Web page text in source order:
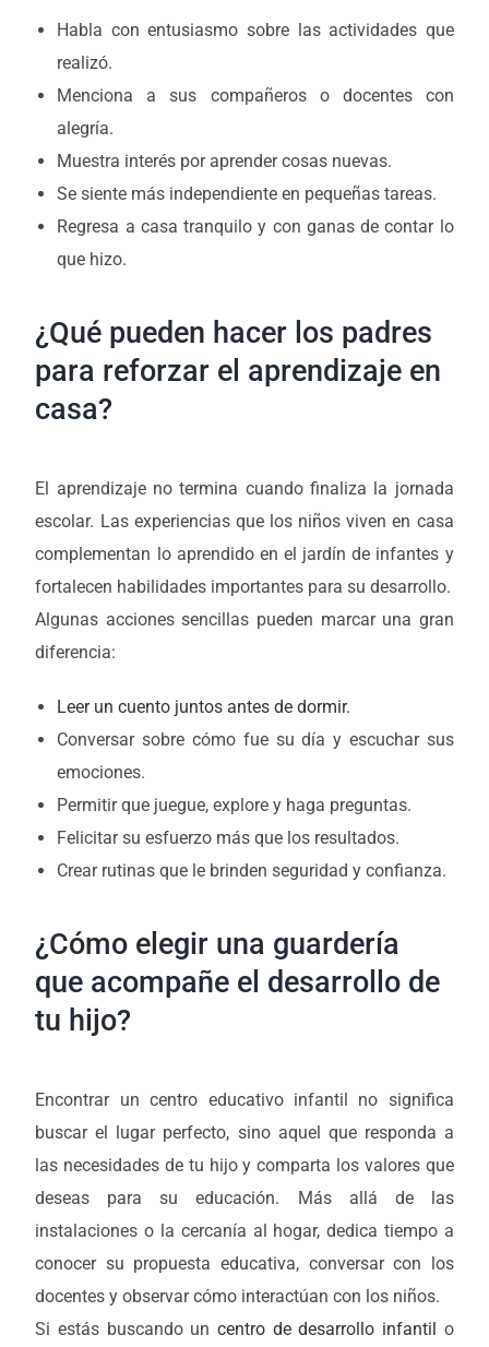
Habla con entusiasmo sobre las actividades que
realizó.
Menciona a sus compañeros o docentes con
alegría.
Muestra interés por aprender cosas nuevas.
Se siente más independiente en pequeñas tareas.
Regresa a casa tranquilo y con ganas de contar lo
que hizo.
¿Qué pueden hacer los padres
para reforzar el aprendizaje en
casa?
El aprendizaje no termina cuando finaliza la jornada
escolar. Las experiencias que los niños viven en casa
complementan lo aprendido en el jardín de infantes y
fortalecen habilidades importantes para su desarrollo.
Algunas acciones sencillas pueden marcar una gran
diferencia:
Leer un cuento juntos antes de dormir.
Conversar sobre cómo fue su día y escuchar sus
emociones.
Permitir que juegue, explore y haga preguntas.
Felicitar su esfuerzo más que los resultados.
Crear rutinas que le brinden seguridad y confianza.
¿Cómo elegir una guardería
que acompañe el desarrollo de
tu hijo?
Encontrar un centro educativo infantil no significa
buscar el lugar perfecto, sino aquel que responda a
las necesidades de tu hijo y comparta los valores que
deseas para su educación. Más allá de las
instalaciones o la cercanía al hogar, dedica tiempo a
conocer su propuesta educativa, conversar con los
docentes y observar cómo interactúan con los niños.
Si estás buscando un centro de desarrollo infantil o